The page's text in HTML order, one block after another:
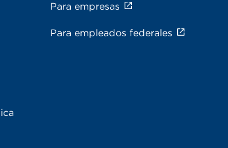
Para empresas
Para empleados federales